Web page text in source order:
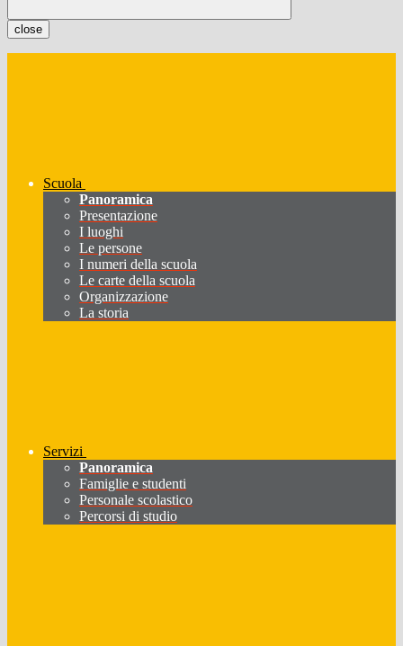
close
Scuola
Panoramica
Presentazione
I luoghi
Le persone
I numeri della scuola
Le carte della scuola
Organizzazione
La storia
Servizi
Panoramica
Famiglie e studenti
Personale scolastico
Percorsi di studio